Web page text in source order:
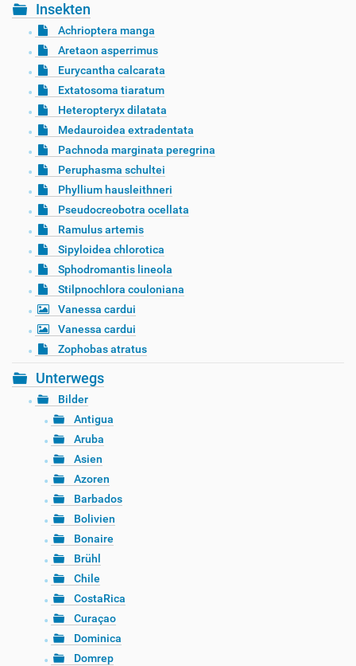
Insekten
Achrioptera manga
Aretaon asperrimus
Eurycantha calcarata
Extatosoma tiaratum
Heteropteryx dilatata
Medauroidea extradentata
Pachnoda marginata peregrina
Peruphasma schultei
Phyllium hausleithneri
Pseudocreobotra ocellata
Ramulus artemis
Sipyloidea chlorotica
Sphodromantis lineola
Stilpnochlora couloniana
Vanessa cardui
Vanessa cardui
Zophobas atratus
Unterwegs
Bilder
Antigua
Aruba
Asien
Azoren
Barbados
Bolivien
Bonaire
Brühl
Chile
CostaRica
Curaçao
Dominica
Domrep